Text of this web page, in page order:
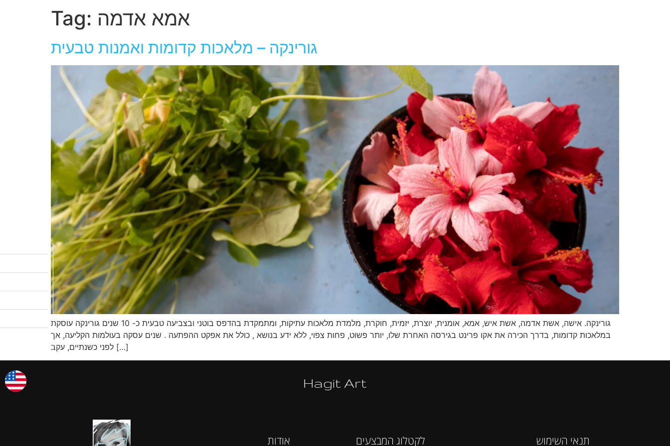
לקטלוג המבצעים
שיעורי ציור
לגלריות שלי
אודות
צרו קשר
Tag: אמא אדמה
גורינקה – מלאכות קדומות ואמנות טבעית
גורינקה. אישה, אשת אדמה, אשת איש, אמא, אומנית, יוצרת, יזמית, חוקרת, מלמדת מלאכות עתיקות, ומתמקדת בהדפס בוטני ובצביעה טבעית כ- 10 שנים גורינקה עוסקת
במלאכות קדומות, בדרך הכירה את אקו פרינט בגירסה האחרת שלו, יותר פשוט, פחות צפוי, ללא ידע בנושא , כולל את אפקט ההפתעה . שנים עסקה בעולמות הקליעה, אך
לפני כשנתיים, עקב […]
Hagit Art
אודות לקטלוג המבצעים תנאי השימוש